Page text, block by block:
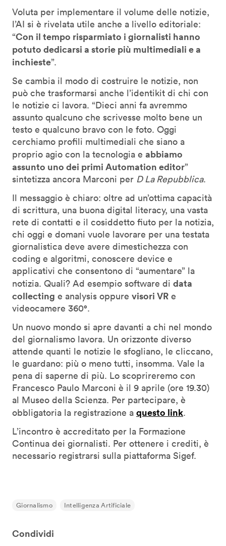
Voluta per implementare il volume delle notizie,
l’AI si è rivelata utile anche a livello editoriale:
“Con il tempo risparmiato i giornalisti hanno
potuto dedicarsi a storie più multimediali e a
inchieste”.
Se cambia il modo di costruire le notizie, non
può che trasformarsi anche l’identikit di chi con
le notizie ci lavora. “Dieci anni fa avremmo
assunto qualcuno che scrivesse molto bene un
testo e qualcuno bravo con le foto. Oggi
cerchiamo profili multimediali che siano a
proprio agio con la tecnologia e abbiamo
assunto uno dei primi Automation editor”
sintetizza ancora Marconi per D La Repubblica.
Il messaggio è chiaro: oltre ad un’ottima capacità
di scrittura, una buona digital literacy, una vasta
rete di contatti e il cosiddetto fiuto per la notizia,
chi oggi e domani vuole lavorare per una testata
giornalistica deve avere dimestichezza con
coding e algoritmi, conoscere device e
applicativi che consentono di “aumentare” la
notizia. Quali? Ad esempio software di data
collecting e analysis oppure visori VR e
videocamere 360°.
Un nuovo mondo si apre davanti a chi nel mondo
del giornalismo lavora. Un orizzonte diverso
attende quanti le notizie le sfogliano, le cliccano,
le guardano: più o meno tutti, insomma. Vale la
pena di saperne di più. Lo scoprireremo con
Francesco Paulo Marconi è il 9 aprile (ore 19.30)
al Museo della Scienza. Per partecipare, è
obbligatoria la registrazione a questo link.
L’incontro è accreditato per la Formazione
Continua dei giornalisti. Per ottenere i crediti, è
necessario registrarsi sulla piattaforma Sigef.
Giornalismo Intelligenza Artificiale
Condividi